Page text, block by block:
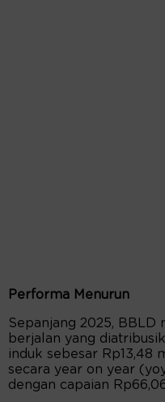
Performa Menurun
Sepanjang 2025, BBLD
berjalan yang
induk sebesar Rp13,48
secara year on year
dengan capaian